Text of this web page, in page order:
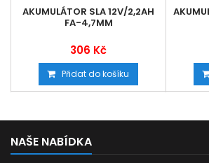
AKUMULÁTOR SLA 12V/2,2AH
FA-4,7MM
306 Kč
Přidat do košíku
NAŠE NABÍDKA